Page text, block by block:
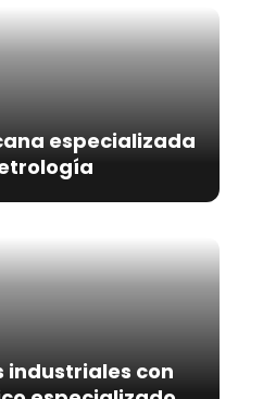
especializada
industriales con